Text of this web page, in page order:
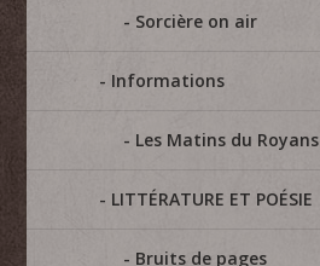
Sorcière on air
Informations
Les Matins du Royans
LITTÉRATURE ET POÉSIE
Bruits de pages